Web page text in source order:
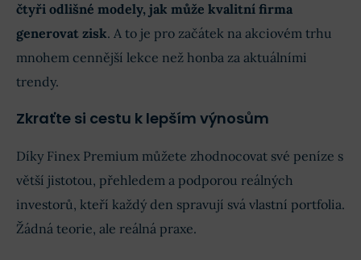
čtyři odlišné modely, jak může kvalitní firma
generovat zisk. A to je pro začátek na akciovém trhu
mnohem cennější lekce než honba za aktuálními
trendy.
Zkraťte si cestu k lepším výnosům
Díky Finex Premium můžete zhodnocovat své peníze s
větší jistotou, přehledem a podporou reálných
investorů, kteří každý den spravují svá vlastní portfolia.
Žádná teorie, ale reálná praxe.